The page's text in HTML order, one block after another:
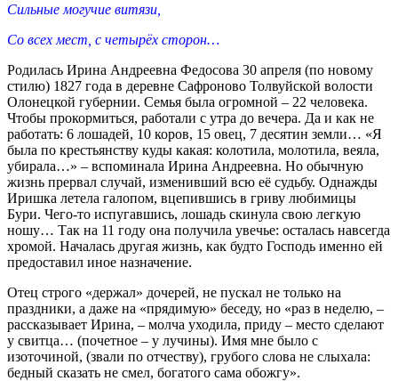
Сильные могучие витязи,
Со всех мест, с четырёх сторон…
Родилась Ирина Андреевна Федосова 30 апреля (по новому
стилю) 1827 года в деревне Сафроново Толвуйской волости
Олонецкой губернии. Семья была огромной – 22 человека.
Чтобы прокормиться, работали с утра до вечера. Да и как не
работать: 6 лошадей, 10 коров, 15 овец, 7 десятин земли… «Я
была по крестьянству куды какая: колотила, молотила, веяла,
убирала…» – вспоминала Ирина Андреевна. Но обычную
жизнь прервал случай, изменивший всю её судьбу. Однажды
Иришка летела галопом, вцепившись в гриву любимицы
Бури. Чего-то испугавшись, лошадь скинула свою легкую
ношу… Так на 11 году она получила увечье: осталась навсегда
хромой. Началась другая жизнь, как будто Господь именно ей
предоставил иное назначение.
Отец строго «держал» дочерей, не пускал не только на
праздники, а даже на «прядимую» беседу, но «раз в неделю, –
рассказывает Ирина, – молча уходила, приду – место сделают
у свитца… (почетное – у лучины). Имя мне было с
изоточиной, (звали по отчеству), грубого слова не слыхала:
бедный сказать не смел, богатого сама обожгу».